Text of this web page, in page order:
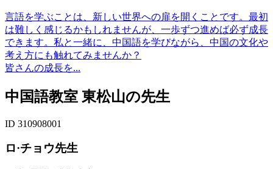
言語を学ぶことは、新しい世界への扉を開くことです。最初
は難しく感じるかもしれませんが、一歩ずつ進めば必ず成長
できます。私と一緒に、中国語を学びながら、中国の文化や
考え方にも触れてみませんか？
皆さんの成長を...
中国語教室 東松山の先生
ID 310908001
ロ·チョウ先生